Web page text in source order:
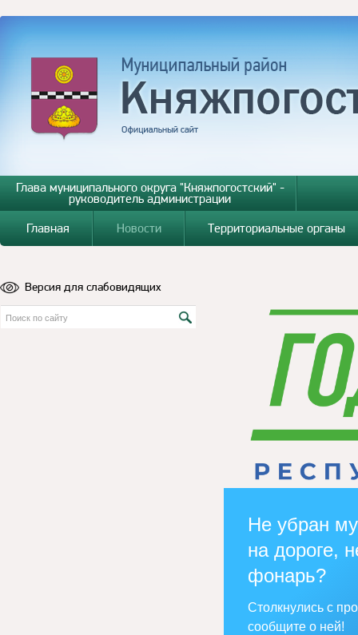
Глава муниципального округа "Княжпогостский" -
руководитель администрации
Главная
Новости Территориальные органы
Версия для слабовидящих
Не убран
на дороге,
фонарь?
Столкнулись с
сообщите о ней!